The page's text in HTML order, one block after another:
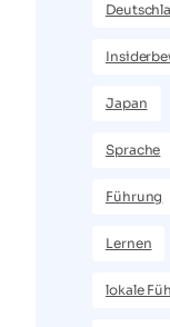
Japan
Sprache
Führung
Lernen
lokale